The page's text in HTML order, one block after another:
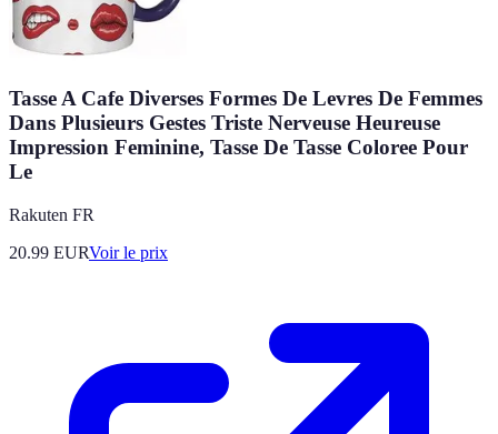
Tasse A Cafe Diverses Formes De Levres De Femmes
Dans Plusieurs Gestes Triste Nerveuse Heureuse
Impression Feminine, Tasse De Tasse Coloree Pour
Le
Rakuten FR
20.99 EURVoir le prix